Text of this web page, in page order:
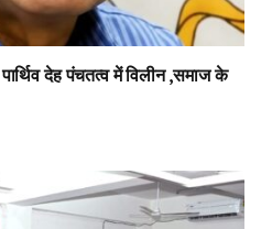
देह पंचतत्व में विलीन ,समाज के